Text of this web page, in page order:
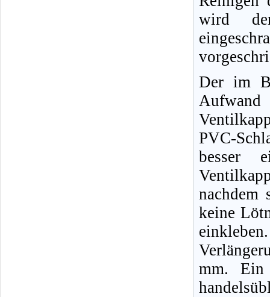
wird
Der im
PVC-
besser
nachdem
keine
mm. Ein